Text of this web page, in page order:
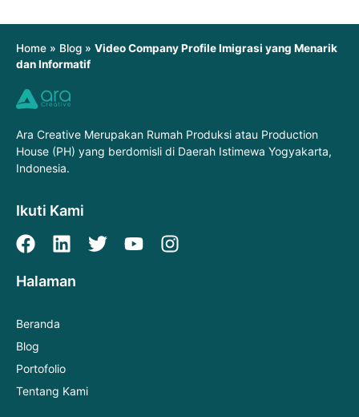
Home » Blog » Video Company Profile Imigrasi yang Menarik
dan Informatif
Ara Creative Merupakan Rumah Produksi atau Production
House (PH) yang berdomisli di Daerah Istimewa Yogyakarta,
Indonesia.
Ikuti Kami
Halaman
Beranda
Blog
Portofolio
Tentang Kami